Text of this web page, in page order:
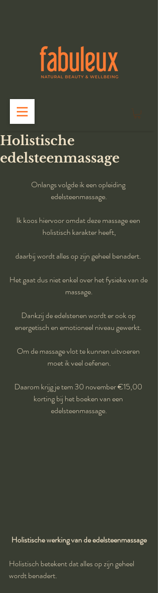
Holistische
edelsteenmassage
Onlangs volgde ik een opleiding
edelsteenmassage.
Ik koos hiervoor omdat deze massage een
holistisch karakter heeft,
daarbij wordt alles op zijn geheel benadert.
Het gaat dus niet enkel over het fysieke van de
massage.
Dankzij de edelstenen wordt er ook op
energetisch en emotioneel niveau gewerkt.
Om de massage vlot te kunnen uitvoeren
moet ik veel oefenen.
Daarom krijg je tem 30 november €15,00
korting bij het boeken van een
edelsteenmassage.
Holistische werking van de edelsteenmassage
Holistisch betekent dat alles op zijn geheel
wordt benadert.